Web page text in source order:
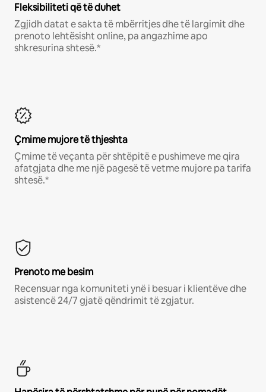
Fleksibiliteti që të duhet
Zgjidh datat e sakta të mbërritjes dhe të largimit dhe
prenoto lehtësisht online, pa angazhime apo
shkresurina shtesë.*
Çmime mujore të thjeshta
Çmime të veçanta për shtëpitë e pushimeve me qira
afatgjata dhe me një pagesë të vetme mujore pa tarifa
shtesë.*
Prenoto me besim
Recensuar nga komuniteti ynë i besuar i klientëve dhe
asistencë 24/7 gjatë qëndrimit të zgjatur.